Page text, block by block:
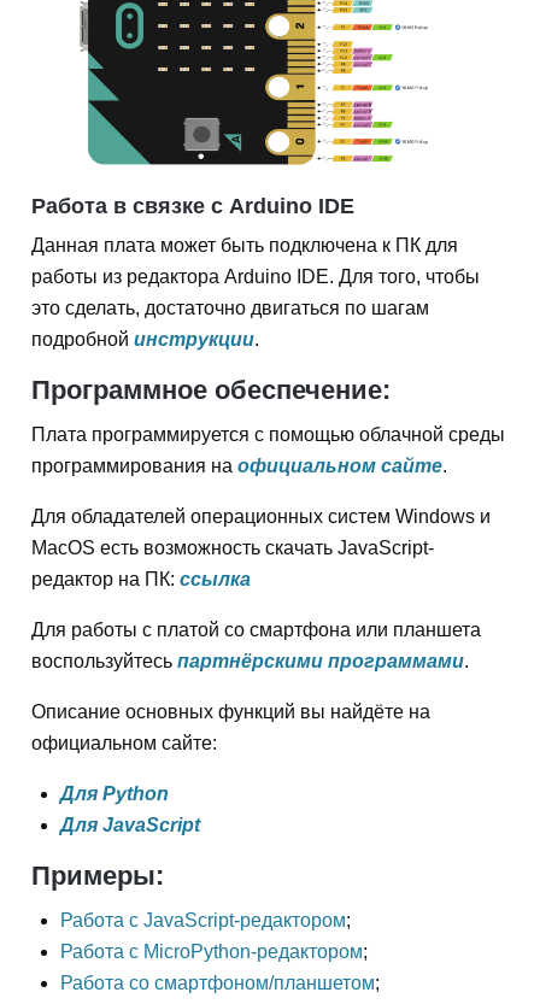
Работа в связке с Arduino IDE
Данная плата может быть подключена к ПК для
работы из редактора Arduino IDE. Для того, чтобы
это сделать, достаточно двигаться по шагам
подробной инструкции.
Программное обеспечение:
Плата программируется с помощью облачной среды
программирования на официальном сайте.
Для обладателей операционных систем Windows и
MacOS есть возможность скачать JavaScript-
редактор на ПК: ссылка
Для работы с платой со смартфона или планшета
воспользуйтесь партнёрскими программами.
Описание основных функций вы найдёте на
официальном сайте:
Для Python
Для JavaScript
Примеры:
Работа с JavaScript-редактором;
Работа с MicroPython-редактором;
Работа со смартфоном/планшетом;